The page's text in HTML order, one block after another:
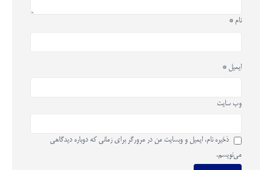
نام *
ایمیل *
وب‌ سایت
ذخیره نام، ایمیل و وبسایت من در مرورگر برای زمانی که دوباره دیدگاهی
می‌نویسم.